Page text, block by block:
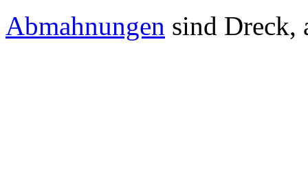
Abmahnungen sind Dreck,